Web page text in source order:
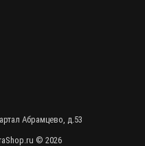
Абрамцево, д.53
© 2026